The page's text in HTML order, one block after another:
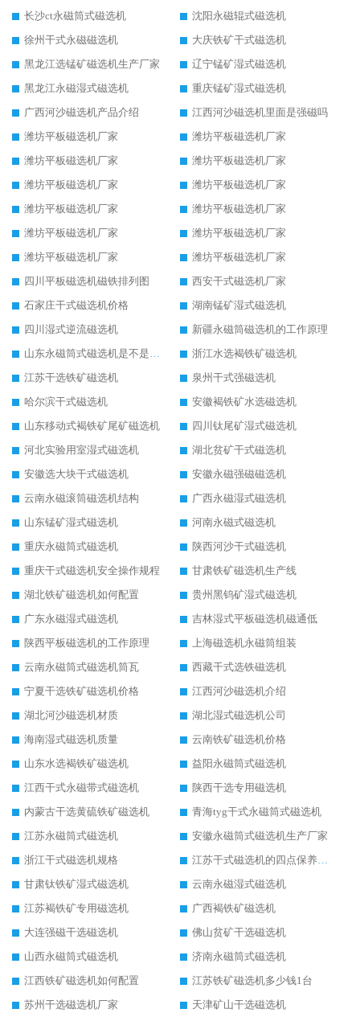
长沙ct永磁筒式磁选机
沈阳永磁辊式磁选机
徐州干式永磁磁选机
大庆铁矿干式磁选机
黑龙江选锰矿磁选机生产厂家
辽宁锰矿湿式磁选机
黑龙江永磁湿式磁选机
重庆锰矿湿式磁选机
广西河沙磁选机产品介绍
江西河沙磁选机里面是强磁吗
潍坊平板磁选机厂家
潍坊平板磁选机厂家
潍坊平板磁选机厂家
潍坊平板磁选机厂家
潍坊平板磁选机厂家
潍坊平板磁选机厂家
潍坊平板磁选机厂家
潍坊平板磁选机厂家
潍坊平板磁选机厂家
潍坊平板磁选机厂家
潍坊平板磁选机厂家
潍坊平板磁选机厂家
四川平板磁选机磁铁排列图
西安干式磁选机厂家
石家庄干式磁选机价格
湖南锰矿湿式磁选机
四川湿式逆流磁选机
新疆永磁筒磁选机的工作原理
山东永磁筒式磁选机是不是强磁
浙江水选褐铁矿磁选机
江苏干选铁矿磁选机
泉州干式强磁选机
哈尔滨干式磁选机
安徽褐铁矿水选磁选机
山东移动式褐铁矿尾矿磁选机
四川钛尾矿湿式磁选机
河北实验用室湿式磁选机
湖北贫矿干式磁选机
安徽选大块干式磁选机
安徽永磁强磁磁选机
云南永磁滚筒磁选机结构
广西永磁湿式磁选机
山东锰矿湿式磁选机
河南永磁式磁选机
重庆永磁筒式磁选机
陕西河沙干式磁选机
重庆干式磁选机安全操作规程
甘肃铁矿磁选机生产线
湖北铁矿磁选机如何配置
贵州黑钨矿湿式磁选机
广东永磁湿式磁选机
吉林湿式平板磁选机磁通低
陕西平板磁选机的工作原理
上海磁选机永磁筒组装
云南永磁筒式磁选机筒瓦
西藏干式选铁磁选机
宁夏干选铁矿磁选机价格
江西河沙磁选机介绍
湖北河沙磁选机材质
湖北湿式磁选机公司
海南湿式磁选机质量
云南铁矿磁选机价格
山东水选褐铁矿磁选机
益阳永磁筒式磁选机
江西干式永磁带式磁选机
陕西干选专用磁选机
内蒙古干选黄硫铁矿磁选机
青海tyg干式永磁筒式磁选机
江苏永磁筒式磁选机
安徽永磁筒式磁选机生产厂家
浙江干式磁选机规格
江苏干式磁选机的四点保养秘籍
甘肃钛铁矿湿式磁选机
云南永磁湿式磁选机
江苏褐铁矿专用磁选机
广西褐铁矿磁选机
大连强磁干选磁选机
佛山贫矿干选磁选机
山西永磁筒式磁选机
济南永磁筒式磁选机
江西铁矿磁选机如何配置
江苏铁矿磁选机多少钱1台
苏州干选磁选机厂家
天津矿山干选磁选机